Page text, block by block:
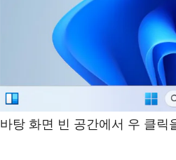
바탕 화면 빈 공간에서 우 클릭